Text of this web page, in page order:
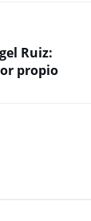
Ruiz:
propio